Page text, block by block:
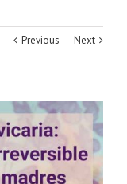
Previous Next